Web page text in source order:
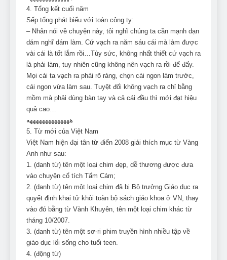
4. Tổng kết cuối năm
Sếp tổng phát biểu với toàn công ty:
– Nhân nói về chuyện này, tôi nghĩ chúng ta cần mạnh dạn
dám nghĩ dám làm. Cứ vạch ra năm sáu cái mà làm được
vài cái là tốt lắm rồi…Tùy sức, không nhất thiết cứ vạch ra
là phải làm, tuy nhiên cũng không nên vạch ra rồi để đấy.
Mọi cái ta vạch ra phải rõ ràng, chọn cái ngon làm trước,
cái ngon vừa làm sau. Tuyệt đối không vạch ra chỉ bằng
mồm mà phải dùng bàn tay và cả cái đầu thì mới đạt hiệu
quả cao…
ههههههههههههههه
5. Từ mới của Việt Nam
Việt Nam hiện đại tân từ điển 2008 giải thích mục từ Vàng
Anh như sau:
1. (danh từ) tên một loại chim đẹp, dễ thương được đưa
vào chuyện cổ tích Tấm Cám;
2. (danh từ) tên một loại chim đã bị Bộ trưởng Giáo dục ra
quyết định khai tử khỏi toàn bộ sách giáo khoa ở VN, thay
vào đó bằng từ Vành Khuyên, tên một loại chim khác từ
tháng 10/2007.
3. (danh từ) tên một sơ-ri phim truyền hình nhiều tập về
giáo dục lối sống cho tuổi teen.
4. (động từ)